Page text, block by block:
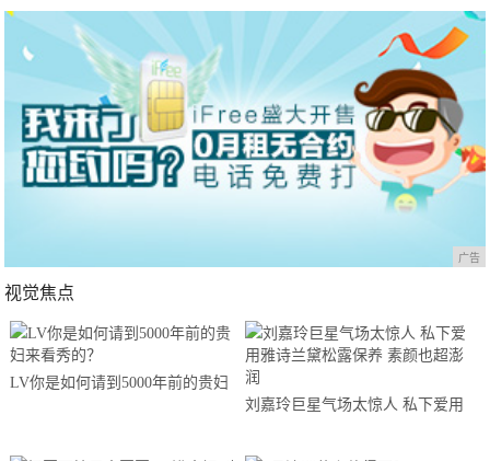
广告
视觉焦点
LV你是如何请到5000年前的贵妇
刘嘉玲巨星气场太惊人 私下爱用